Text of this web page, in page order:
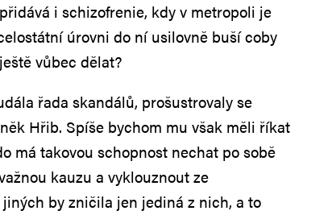
i schizofrenie, kdy v metropoli je
úrovni do ní usilovně buší coby
vůbec dělat?
řada skandálů, prošustrovaly se
Hřib. Spíše bychom mu však měli říkat
má takovou schopnost nechat po sobě
kauzu a vyklouznout ze
by zničila jen jediná z nich, a to